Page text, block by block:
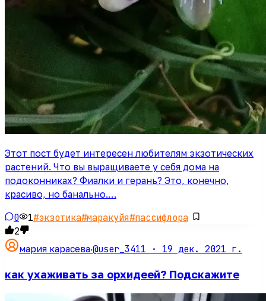
Этот пост будет интересен любителям экзотических
растений. Что вы выращиваете у себя дома на
подоконниках? Фиалки и герань? Это, конечно,
красиво, но банально.…
0 1#экзотика#маракуйя#пассифлора
2
мария карасева·@user_3411 · 19 дек. 2021 г.
как ухаживать за орхидеей? Подскажите